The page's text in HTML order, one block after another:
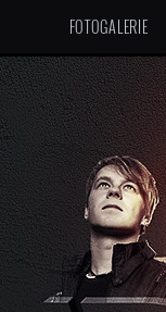
FOTOGALERIE